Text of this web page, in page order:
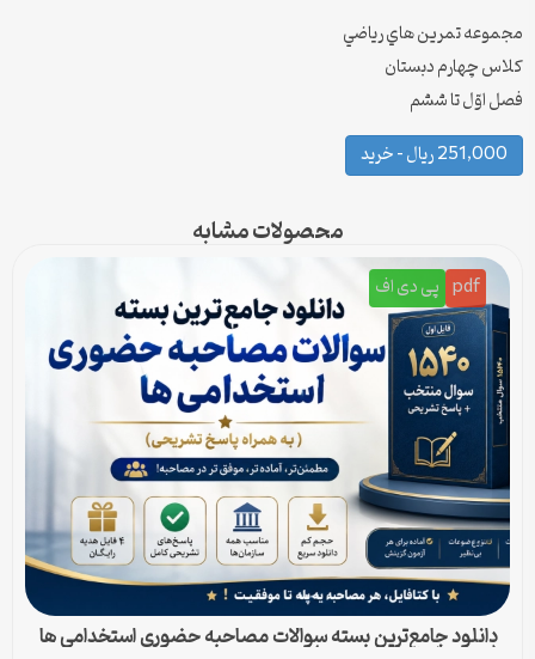
مجموعه تمرين هاي رياضي
كلاس چهارم دبستان
فصل اوّل تا ششم
251,000 ریال – خرید
محصولات مشابه
pdf پی دی اف
دانلود جامع‌ترین بسته سوالات مصاحبه حضوری استخدامی ها